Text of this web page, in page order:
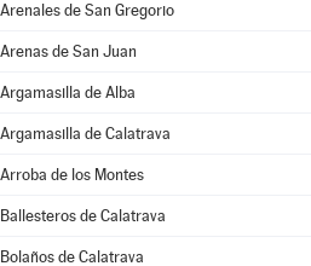
Arenales de San Gregorio
Arenas de San Juan
Argamasilla de Alba
Argamasilla de Calatrava
Arroba de los Montes
Ballesteros de Calatrava
Bolaños de Calatrava